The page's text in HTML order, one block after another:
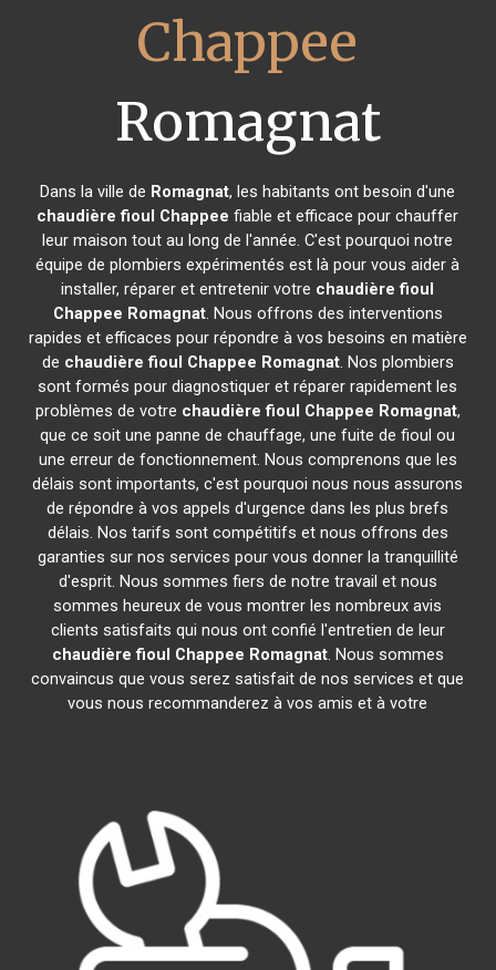
Chappee
Romagnat
Dans la ville de Romagnat, les habitants ont besoin d'une
chaudière fioul Chappee fiable et efficace pour chauffer
leur maison tout au long de l'année. C'est pourquoi notre
équipe de plombiers expérimentés est là pour vous aider à
installer, réparer et entretenir votre chaudière fioul
Chappee Romagnat. Nous offrons des interventions
rapides et efficaces pour répondre à vos besoins en matière
de chaudière fioul Chappee Romagnat. Nos plombiers
sont formés pour diagnostiquer et réparer rapidement les
problèmes de votre chaudière fioul Chappee Romagnat,
que ce soit une panne de chauffage, une fuite de fioul ou
une erreur de fonctionnement. Nous comprenons que les
délais sont importants, c'est pourquoi nous nous assurons
de répondre à vos appels d'urgence dans les plus brefs
délais. Nos tarifs sont compétitifs et nous offrons des
garanties sur nos services pour vous donner la tranquillité
d'esprit. Nous sommes fiers de notre travail et nous
sommes heureux de vous montrer les nombreux avis
clients satisfaits qui nous ont confié l'entretien de leur
chaudière fioul Chappee Romagnat. Nous sommes
convaincus que vous serez satisfait de nos services et que
vous nous recommanderez à vos amis et à votre